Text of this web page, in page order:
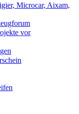
Microcar, Aixam,
vor